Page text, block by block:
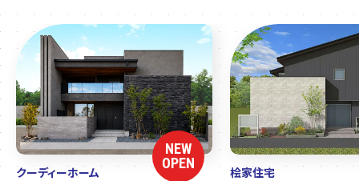
NEW
OPEN
クーディーホーム
桧家住宅